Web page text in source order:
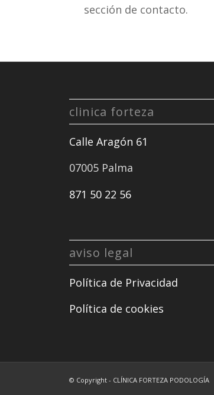
sección de contacto.
clinica forteza
Calle Aragón 61
07005 Palma
871 50 22 56
aviso legal
Política de Privacidad
Política de cookies
© Copyright - CLÍNICA FORTEZA PODOLOGÍA